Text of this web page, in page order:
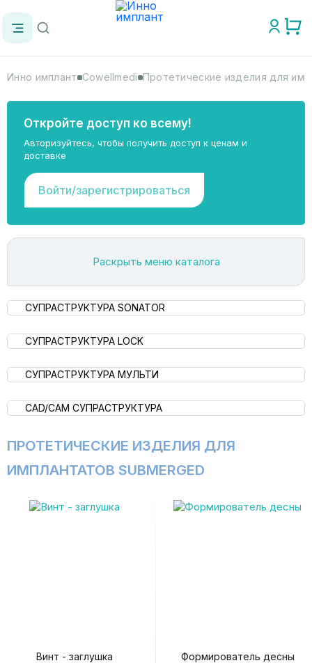
Инно имплант Cowellmedi Протетические изделия для
Откройте доступ ко всему!
Авторизуйтесь, чтобы получить доступ к ценам и
доставке
Войти/зарегистрироваться
Раскрыть меню каталога
СУПРАСТРУКТУРА SONATOR
СУПРАСТРУКТУРА LOCK
СУПРАСТРУКТУРА МУЛЬТИ
CAD/CAM СУПРАСТРУКТУРА
ПРОТЕТИЧЕСКИЕ ИЗДЕЛИЯ ДЛЯ
ИМПЛАНТАТОВ SUBMERGED
Винт - заглушка Формирователь десны